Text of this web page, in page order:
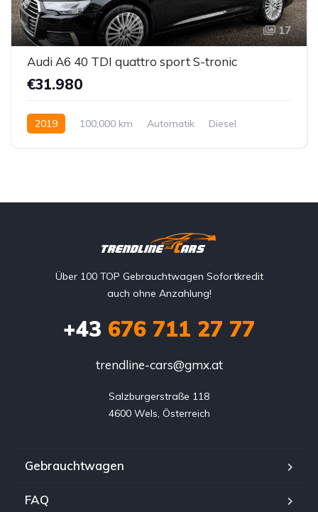
17
Audi A6 40 TDI quattro sport S-tronic
€31.980
2019 100,000 km Automatik
Diesel
Über 100 TOP Gebrauchtwagen Sofortkredit
auch ohne Anzahlung!
+43 676 711 27 77
trendline-cars@gmx.at
Salzburgerstraße 118
4600 Wels, Österreich
Gebrauchtwagen
FAQ